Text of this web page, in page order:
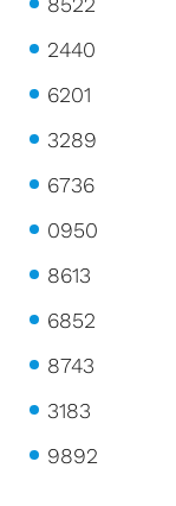
2440
6201
3289
6736
0950
8613
6852
8743
3183
9892